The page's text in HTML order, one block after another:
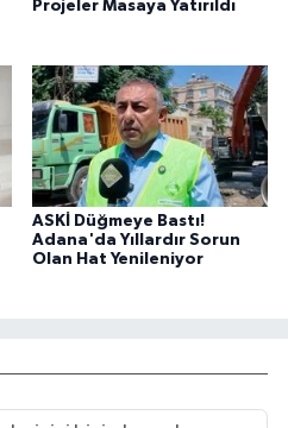
Projeler Masaya Yatırıldı
ASKİ Düğmeye Bastı!
Adana'da Yıllardır Sorun
Olan Hat Yenileniyor